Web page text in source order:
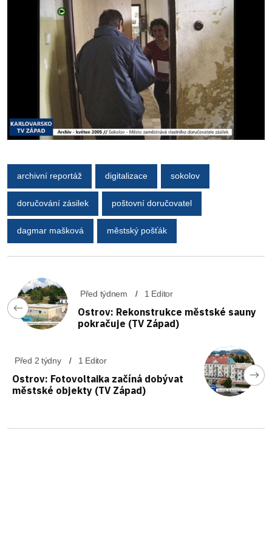
archivní reportáž digitalizace sokolov
doručování zásilek poštovní doručovatel
dagmar mašková městský pošťák
Před týdnem 1 Editor
Ostrov: Rekonstrukce městské sauny
pokračuje (TV Západ)
Před 2 týdny 1 Editor
Ostrov: Fotovoltaika začíná dobývat
městské objekty (TV Západ)